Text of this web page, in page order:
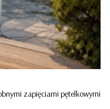
zapięciami pętelkowymi